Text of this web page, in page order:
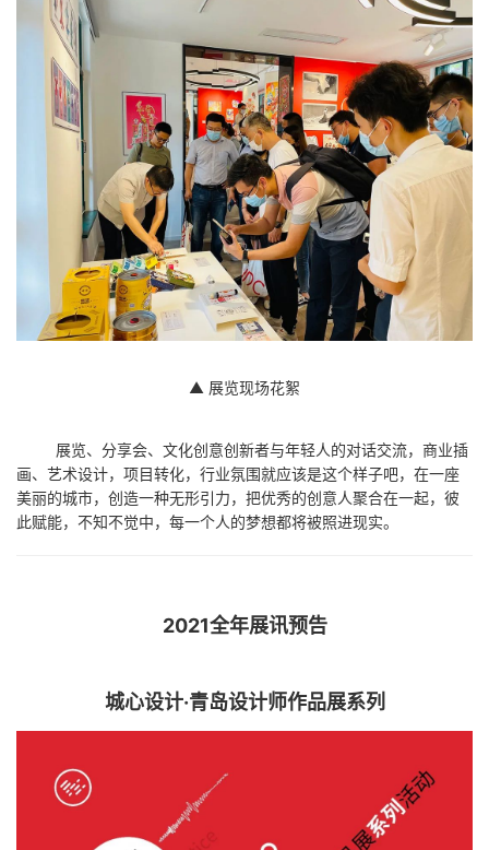
▲ 展览现场花絮
展览、分享会、文化创意创新者与年轻人的对话交流，商业插
画、艺术设计，项目转化，行业氛围就应该是这个样子吧，在一座
美丽的城市，创造一种无形引力，把优秀的创意人聚合在一起，彼
此赋能，不知不觉中，每一个人的梦想都将被照进现实。
2021全年展讯预告
城心设计·青岛设计师作品展系列